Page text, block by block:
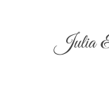
Julia